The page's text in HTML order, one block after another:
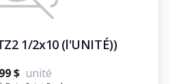
1/2x10 (l'UNITÉ))
$ unité